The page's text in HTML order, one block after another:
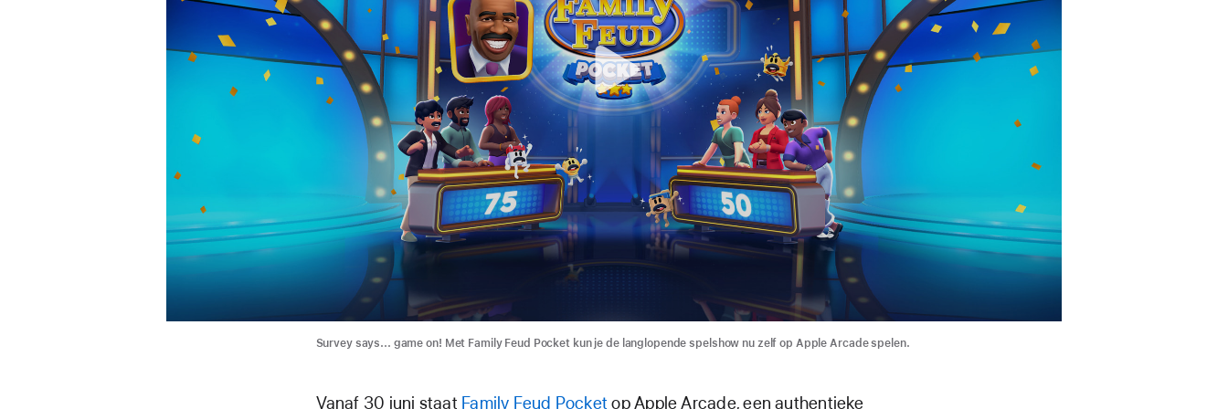
Survey says... game on! Met Family Feud Pocket kun je de langlopende spelshow nu zelf op Apple Arcade spelen.
Vanaf 30 juni staat Family Feud Pocket op Apple Arcade, een authentieke